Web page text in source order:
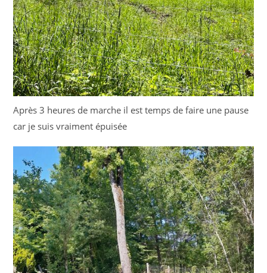
Après 3 heures de marche il est temps de faire une pause
car je suis vraiment épuisée